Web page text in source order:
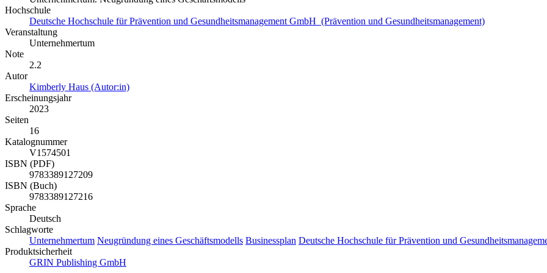
Hochschule
Deutsche Hochschule für Prävention und Gesundheitsmanagement GmbH (Prävention und Gesundheitsmanagement)
Veranstaltung
Unternehmertum
Note
2.2
Autor
Kimberly Haus (Autor:in)
Erscheinungsjahr
2023
Seiten
16
Katalognummer
V1574501
ISBN (PDF)
9783389127209
ISBN (Buch)
9783389127216
Sprache
Deutsch
Schlagworte
Unternehmertum Neugründung eines Geschäftsmodells Businessplan Deutsche Hochschule für Prävention und
Produktsicherheit
GRIN Publishing GmbH